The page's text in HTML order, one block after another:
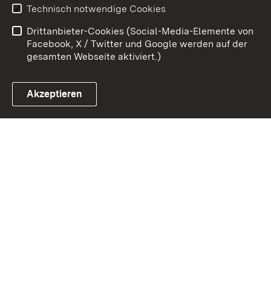
Link zum Landesportal
Barrierefreiheit
Impressum Cookies
Technisch notwendige Cookies
Drittanbieter-Cookies (Social-Media-Elemente von
Facebook, X / Twitter und Google werden auf der
gesamten Webseite aktiviert.)
Akzeptieren